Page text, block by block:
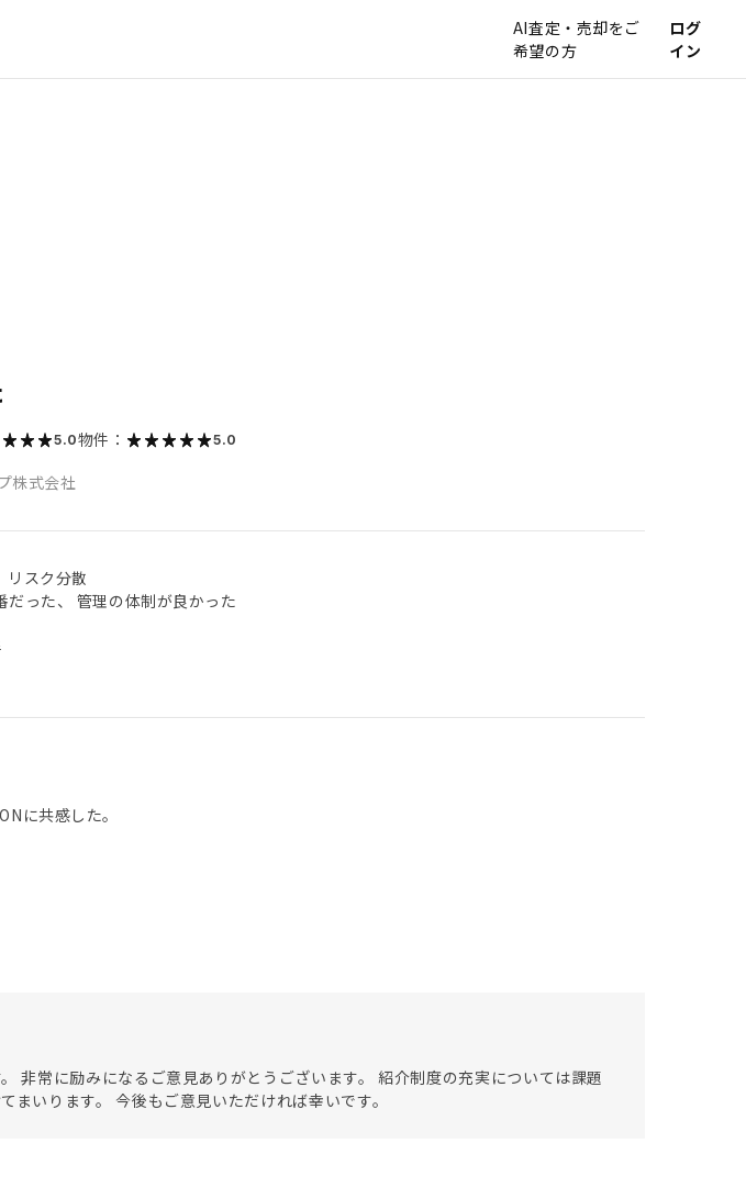
AI査定・売却をご
希望の方
ログ
イン
5.0物件： 5.0
株式会社
リスク分散
った、 管理の体制が良かった
に共感した。
非常に励みになるご意見ありがとうございます。 紹介制度の充実については課題
まいります。 今後もご意見いただければ幸いです。